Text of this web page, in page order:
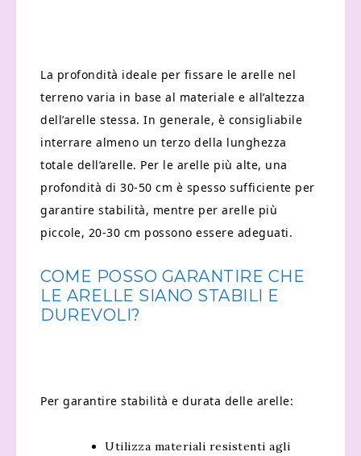
La profondità ideale per fissare le arelle nel
terreno varia in base al materiale e all’altezza
dell’arelle stessa. In generale, è consigliabile
interrare almeno un terzo della lunghezza
totale dell’arelle. Per le arelle più alte, una
profondità di 30-50 cm è spesso sufficiente per
garantire stabilità, mentre per arelle più
piccole, 20-30 cm possono essere adeguati.
COME POSSO GARANTIRE CHE
LE ARELLE SIANO STABILI E
DUREVOLI?
Per garantire stabilità e durata delle arelle:
Utilizza materiali resistenti agli